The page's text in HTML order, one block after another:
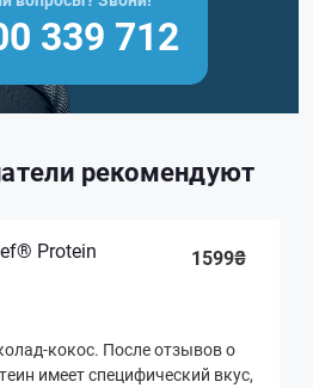
339 712
рекомендуют
Protein 1599₴
кокос. После отзывов о
имеет специфический вкус,